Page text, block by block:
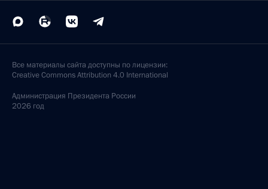
Все материалы сайта доступны по лицензии:
Creative Commons Attribution 4.0 International
Администрация Президента России
2026 год